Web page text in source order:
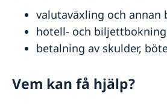
valutaväxling och annan
hotell- och biljettbokning
betalning av skulder,
Vem kan få hjälp?